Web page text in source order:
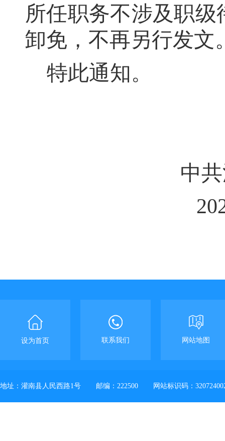
所任职务不涉及职级
卸免 ， 不再另行发文
特此通知。
中
设为首页 联系我们 网站地图
地址：灌南县人民西路1号 邮编：222500 网站标识码：